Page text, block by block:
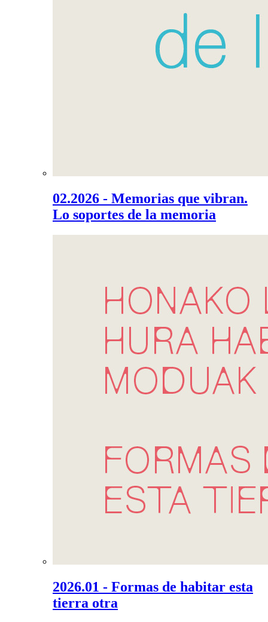
02.2026 - Memorias que vibran.
Lo soportes de la memoria
2026.01 - Formas de habitar esta
tierra otra